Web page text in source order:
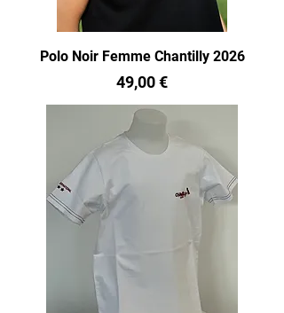
Polo Noir Femme Chantilly 2026
Prix
49,00 €